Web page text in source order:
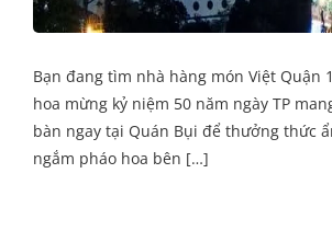
Bạn đang tìm nhà hàng món Việt Quận
hoa mừng kỷ niệm 50 năm ngày TP
bàn ngay tại Quán Bụi để thưởng thức
ngắm pháo hoa bên […]